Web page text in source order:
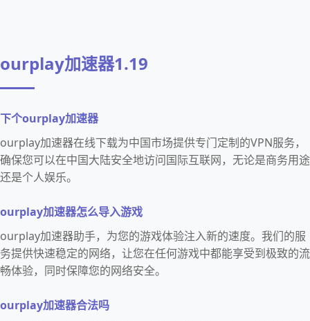
ourplay加速器1.19
下个ourplay加速器
ourplay加速器在线下载为中国市场提供专门定制的VPN服务，
确保您可以在中国大陆安全地访问国际互联网，无论是商务用途
还是个人娱乐。
ourplay加速器怎么导入游戏
ourplay加速器助手，为您的游戏体验注入新的速度。我们的服
务提供快速稳定的网络，让您在任何游戏中都能享受到极致的流
畅体验，同时保障您的网络安全。
ourplay加速器合法吗